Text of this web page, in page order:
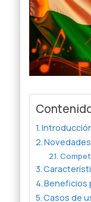
Beneficios
Casos de